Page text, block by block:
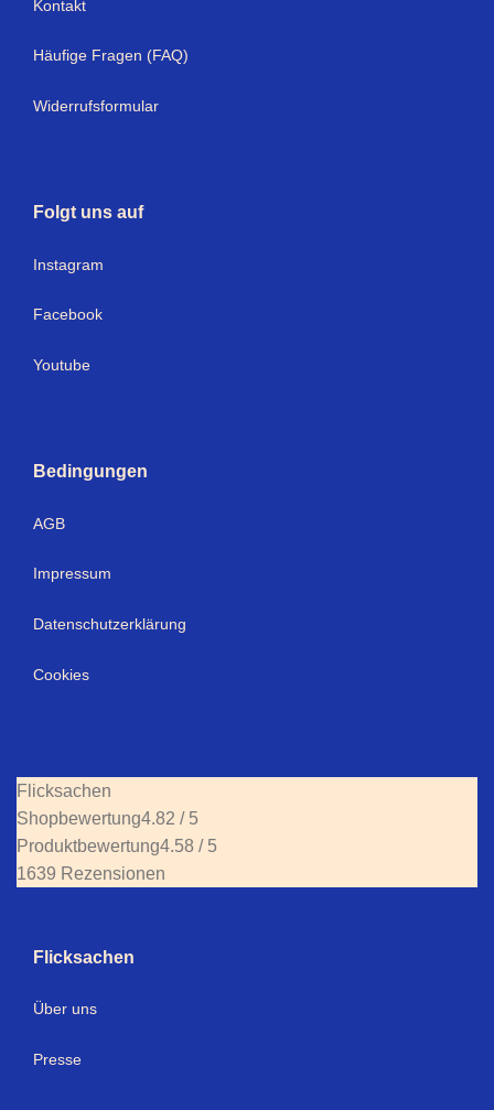
Kontakt
Häufige Fragen (FAQ)
Widerrufsformular
Folgt uns auf
Instagram
Facebook
Youtube
Bedingungen
AGB
Impressum
Datenschutzerklärung
Cookies
Flicksachen
Shopbewertung4.82 / 5
Produktbewertung4.58 / 5
1639 Rezensionen
Flicksachen
Über uns
Presse